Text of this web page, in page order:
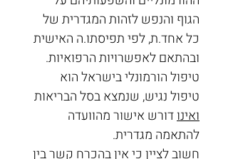
הגוף והנפש לזהות המגדרית של
כל אחד.ת, לפי תפיסתו.ה האישית
ובהתאם לאפשרויות הרפואיות.
טיפול הורמונלי בישראל הוא
טיפול נגיש, שנמצא בסל הבריאות
ואינו דורש אישור מהוועדה
להתאמה מגדרית.
חשוב לציין כי אין בהכרח קשר בין